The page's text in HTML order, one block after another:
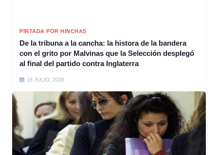
PINTADA POR HINCHAS
De la tribuna a la cancha: la histora de la bandera
con el grito por Malvinas que la Selección desplegó
al final del partido contra Inglaterra
16 JULIO, 2026